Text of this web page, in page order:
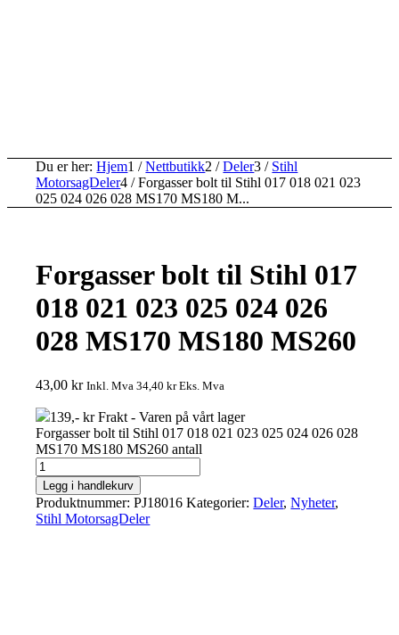
Du er her: Hjem1 / Nettbutikk2 / Deler3 / Stihl
MotorsagDeler4 / Forgasser bolt til Stihl 017 018 021 023
025 024 026 028 MS170 MS180 M...
Forgasser bolt til Stihl 017
018 021 023 025 024 026
028 MS170 MS180 MS260
43,00kr Inkl. Mva34,40krEks. Mva
139,- kr Frakt - Varen på vårt lager
Forgasser bolt til Stihl 017 018 021 023 025 024 026 028
MS170 MS180 MS260 antall
Legg i handlekurv
Produktnummer:PJ18016 Kategorier:Deler,Nyheter,
Stihl MotorsagDeler